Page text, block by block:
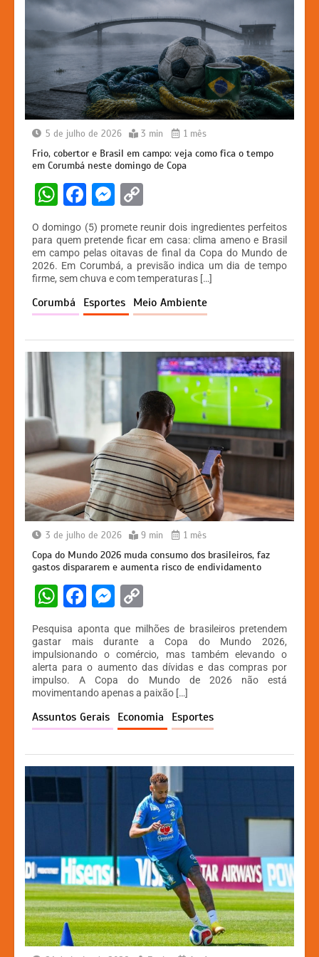
5 de julho de 2026 3 min 1 mês
Frio, cobertor e Brasil em campo: veja como fica o tempo
em Corumbá neste domingo de Copa
W
h
at
s
A
p
F
a
c
e
b
o
k
M
s
s
e
n
er
p
y
Li
n
O domingo (5) promete reunir dois ingredientes perfeitos
para quem pretende ficar em casa: clima ameno e Brasil
em campo pelas oitavas de final da Copa do Mundo de
2026. Em Corumbá, a previsão indica um dia de tempo
firme, sem chuva e com temperaturas […]
Corumbá Esportes Meio Ambiente
3 de julho de 2026 9 min 1 mês
Copa do Mundo 2026 muda consumo dos brasileiros, faz
gastos dispararem e aumenta risco de endividamento
W
h
at
s
A
p
p
F
c
e
b
o
o
k
M
s
s
e
n
g
er
o
p
y
Li
n
k
Pesquisa aponta que milhões de brasileiros pretendem
gastar mais durante a Copa do Mundo 2026,
impulsionando o comércio, mas também elevando o
alerta para o aumento das dívidas e das compras por
impulso. A Copa do Mundo de 2026 não está
movimentando apenas a paixão […]
Assuntos Gerais Economia Esportes